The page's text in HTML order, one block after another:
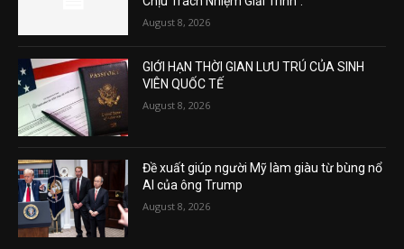
August 8, 2026
GIỚI HẠN THỜI GIAN LƯU TRÚ CỦA SINH
VIÊN QUỐC TẾ
August 8, 2026
Đề xuất giúp người Mỹ làm giàu từ bùng nổ
AI của ông Trump
August 8, 2026